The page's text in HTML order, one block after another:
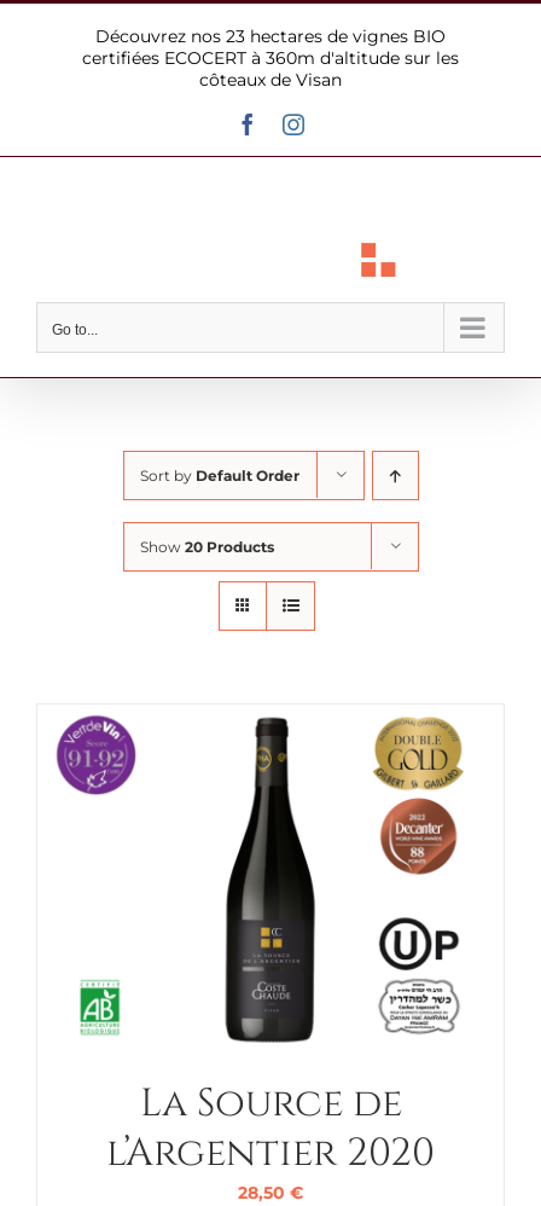
Découvrez nos 23 hectares de vignes BIO
certifiées ECOCERT à 360m d'altitude sur les
côteaux de Visan
FacebookInstagram
Go to...
Sort by Default Order
Show 20 Products
La Source de
l’Argentier 2020
28,50 €